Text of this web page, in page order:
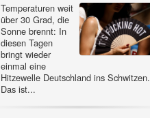
Temperaturen weit
über 30 Grad, die
Sonne brennt: In
diesen Tagen
bringt wieder
einmal eine
Hitzewelle Deutschland ins Schwitzen.
Das ist...